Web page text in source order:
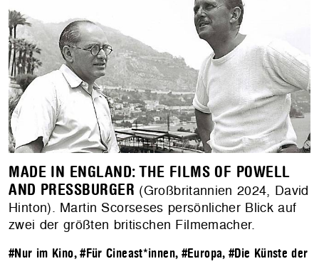
MADE IN ENGLAND: THE FILMS OF POWELL
AND PRESSBURGER (Großbritannien 2024, David
Hinton). Martin Scorseses persönlicher Blick auf
zwei der größten britischen Filmemacher.
#Nur im Kino,#Für Cineast*innen, #Europa,#Die Künste der